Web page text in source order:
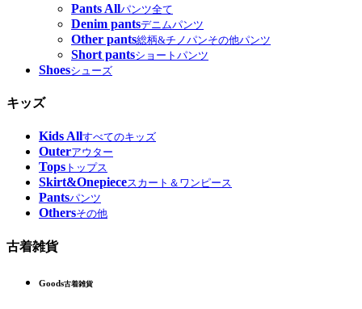
Pants Allパンツ全て
Denim pantsデニムパンツ
Other pants総柄&チノパンその他パンツ
Short pantsショートパンツ
Shoesシューズ
キッズ
Kids Allすべてのキッズ
Outerアウター
Tops トップス
Skirt&Onepieceスカート＆ワンピース
Pantsパンツ
Othersその他
古着雑貨
Goods古着雑貨